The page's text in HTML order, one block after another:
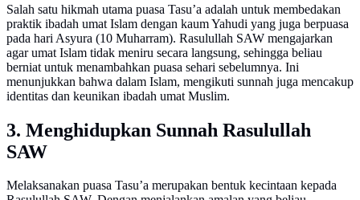
Salah satu hikmah utama puasa Tasu’a adalah untuk membedakan
praktik ibadah umat Islam dengan kaum Yahudi yang juga berpuasa
pada hari Asyura (10 Muharram). Rasulullah SAW mengajarkan
agar umat Islam tidak meniru secara langsung, sehingga beliau
berniat untuk menambahkan puasa sehari sebelumnya. Ini
menunjukkan bahwa dalam Islam, mengikuti sunnah juga mencakup
identitas dan keunikan ibadah umat Muslim.
3. Menghidupkan Sunnah Rasulullah
SAW
Melaksanakan puasa Tasu’a merupakan bentuk kecintaan kepada